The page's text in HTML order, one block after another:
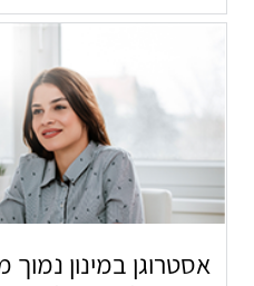
אסטרוגן במינון